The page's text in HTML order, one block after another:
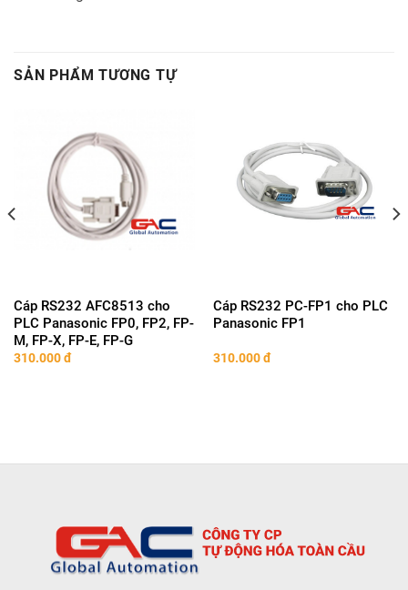
SẢN PHẨM TƯƠNG TỰ
Cáp RS232 AFC8513 cho
PLC Panasonic FP0, FP2, FP-
M, FP-X, FP-E, FP-G
310.000đ
Cáp RS232 PC-FP1 cho PLC
Panasonic FP1
310.000đ